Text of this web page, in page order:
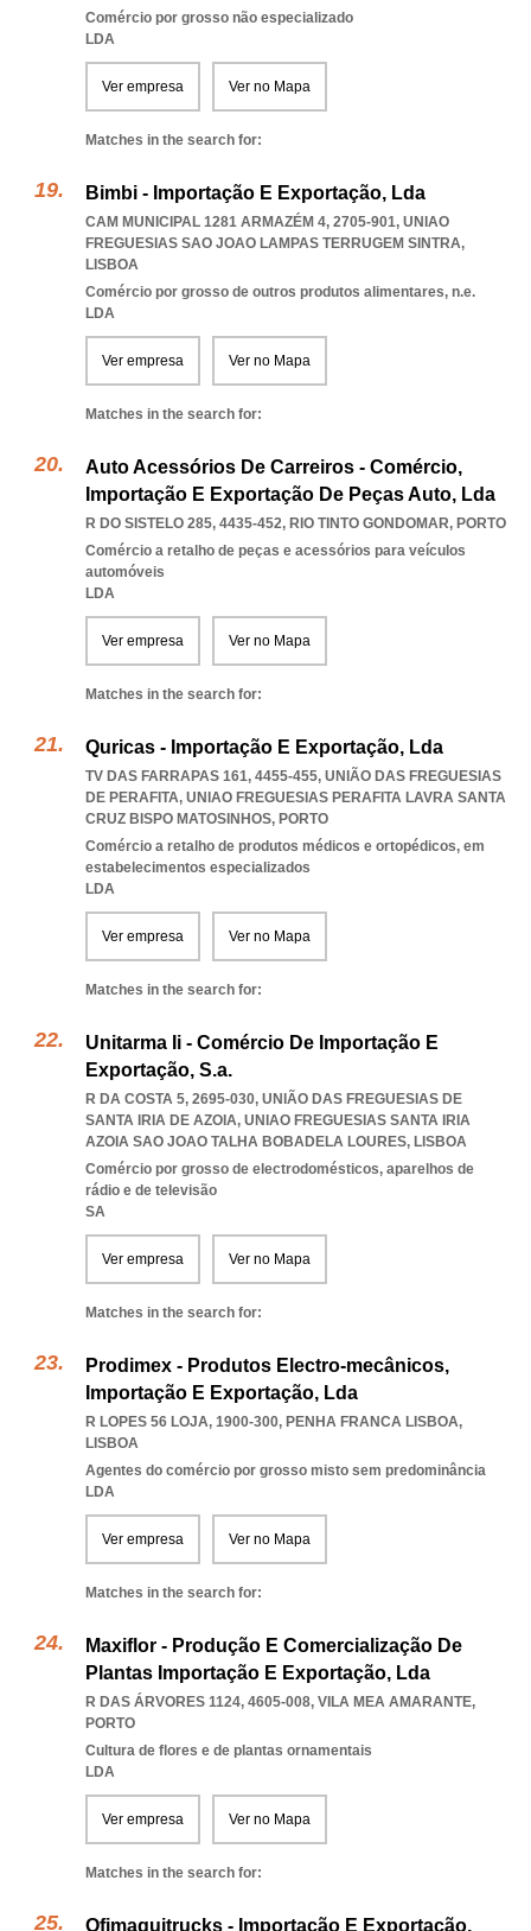
Comércio por grosso não especializado
LDA
Ver empresa Ver no Mapa
Matches in the search for:
Bimbi - Importação E Exportação, Lda
CAM MUNICIPAL 1281 ARMAZÉM 4, 2705-901, UNIAO
FREGUESIAS SAO JOAO LAMPAS TERRUGEM SINTRA,
LISBOA
Comércio por grosso de outros produtos alimentares, n.e.
LDA
Ver empresa Ver no Mapa
Matches in the search for:
Auto Acessórios De Carreiros - Comércio,
Importação E Exportação De Peças Auto, Lda
R DO SISTELO 285, 4435-452, RIO TINTO GONDOMAR, PORTO
Comércio a retalho de peças e acessórios para veículos
automóveis
LDA
Ver empresa Ver no Mapa
Matches in the search for:
Quricas - Importação E Exportação, Lda
TV DAS FARRAPAS 161, 4455-455, UNIÃO DAS FREGUESIAS
DE PERAFITA, UNIAO FREGUESIAS PERAFITA LAVRA SANTA
CRUZ BISPO MATOSINHOS, PORTO
Comércio a retalho de produtos médicos e ortopédicos, em
estabelecimentos especializados
LDA
Ver empresa Ver no Mapa
Matches in the search for:
Unitarma Ii - Comércio De Importação E
Exportação, S.a.
R DA COSTA 5, 2695-030, UNIÃO DAS FREGUESIAS DE
SANTA IRIA DE AZOIA, UNIAO FREGUESIAS SANTA IRIA
AZOIA SAO JOAO TALHA BOBADELA LOURES, LISBOA
Comércio por grosso de electrodomésticos, aparelhos de
rádio e de televisão
SA
Ver empresa Ver no Mapa
Matches in the search for:
Prodimex - Produtos Electro-mecânicos,
Importação E Exportação, Lda
R LOPES 56 LOJA, 1900-300, PENHA FRANCA LISBOA,
LISBOA
Agentes do comércio por grosso misto sem predominância
LDA
Ver empresa Ver no Mapa
Matches in the search for:
Maxiflor - Produção E Comercialização De
Plantas Importação E Exportação, Lda
R DAS ÁRVORES 1124, 4605-008, VILA MEA AMARANTE,
PORTO
Cultura de flores e de plantas ornamentais
LDA
Ver empresa Ver no Mapa
Matches in the search for:
Ofimaquitrucks - Importação E Exportação,